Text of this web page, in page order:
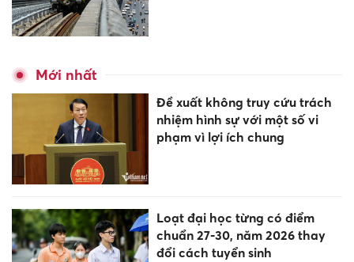
Mới nhất
Đề xuất không truy cứu trách
nhiệm hình sự với một số vi
phạm vì lợi ích chung
Loạt đại học từng có điểm
chuẩn 27-30, năm 2026 thay
đổi cách tuyển sinh